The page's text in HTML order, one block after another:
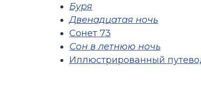
Буря
Двенадцатая ночь
Сонет 73
Сон в летнюю ночь
Иллюстрированный